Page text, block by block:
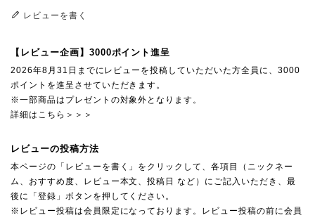
レビューを書く
【レビュー企画】3000ポイント進呈
2026年8月31日までにレビューを投稿していただいた方全員に、3000
ポイントを進呈させていただきます。
※一部商品はプレゼントの対象外となります。
詳細はこちら＞＞＞
レビューの投稿方法
本ページの「レビューを書く」をクリックして、各項目（ニックネー
ム、おすすめ度、レビュー本文、投稿日 など）にご記入いただき、最
後に「登録」ボタンを押してください。
※レビュー投稿は会員限定になっております。レビュー投稿の前に会員